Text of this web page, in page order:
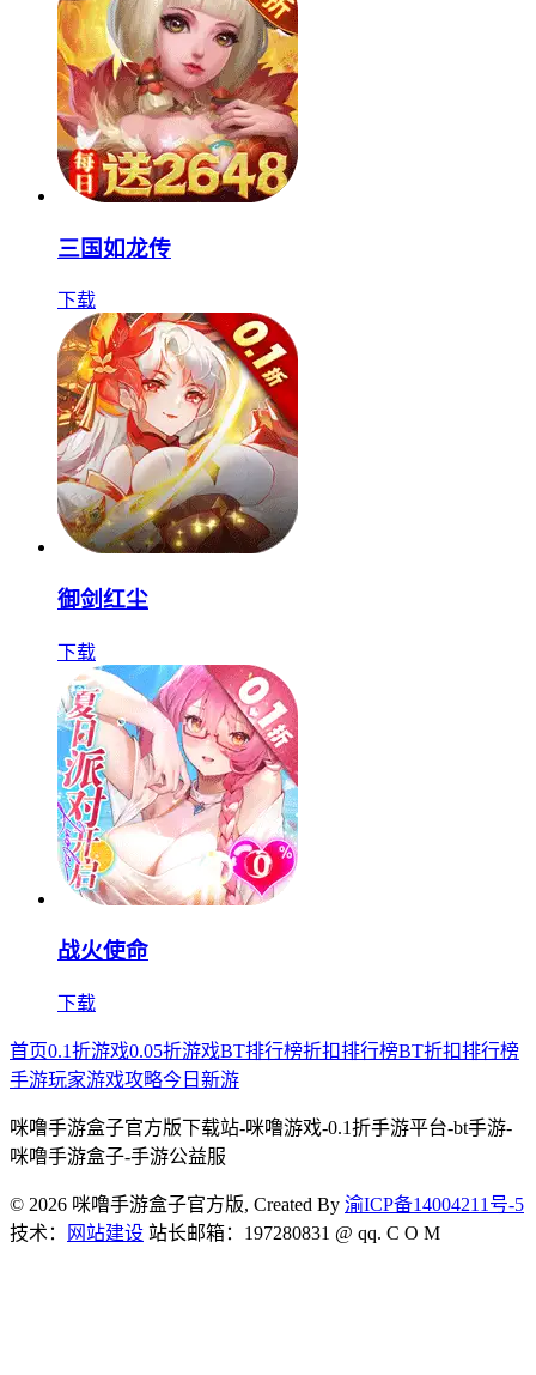
三国如龙传
下载
御剑红尘
下载
战火使命
下载
首页0.1折游戏0.05折游戏BT排行榜折扣排行榜BT折扣排行榜
手游玩家游戏攻略今日新游
咪噜手游盒子官方版下载站-咪噜游戏-0.1折手游平台-bt手游-
咪噜手游盒子-手游公益服
© 2026 咪噜手游盒子官方版, Created By 渝ICP备14004211号-5
技术：
网站建设 站长邮箱：197280831 @ qq. C O M